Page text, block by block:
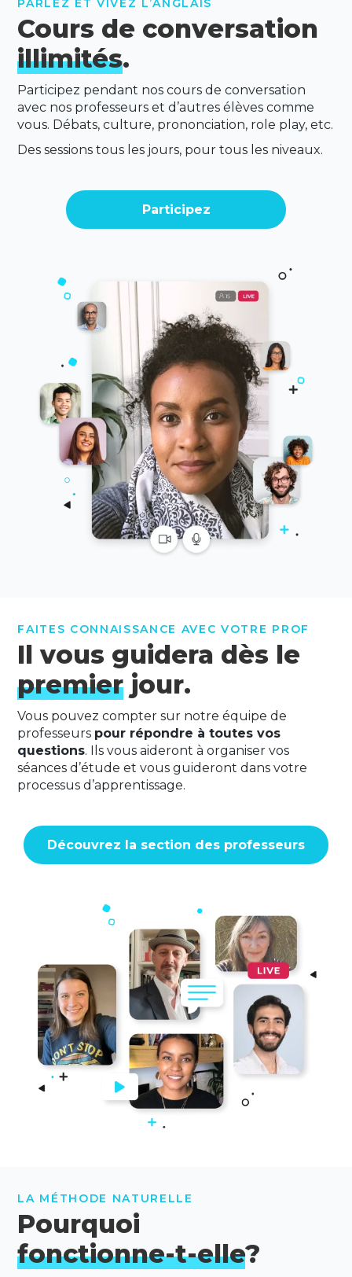
Cours de conversation
illimités.
Participez pendant nos cours de conversation
avec nos professeurs et d’autres élèves comme
vous. Débats, culture, prononciation, role play, etc.
Des sessions tous les jours, pour tous les niveaux.
Participez
FAITES CONNAISSANCE AVEC VOTRE PROF
Il vous guidera dès le
premier jour.
Vous pouvez compter sur notre équipe de
professeurs pour répondre à toutes vos
questions. Ils vous aideront à organiser vos
séances d’étude et vous guideront dans votre
processus d’apprentissage.
Découvrez la section des professeurs
LA MÉTHODE NATURELLE
Pourquoi
fonctionne-t-elle?